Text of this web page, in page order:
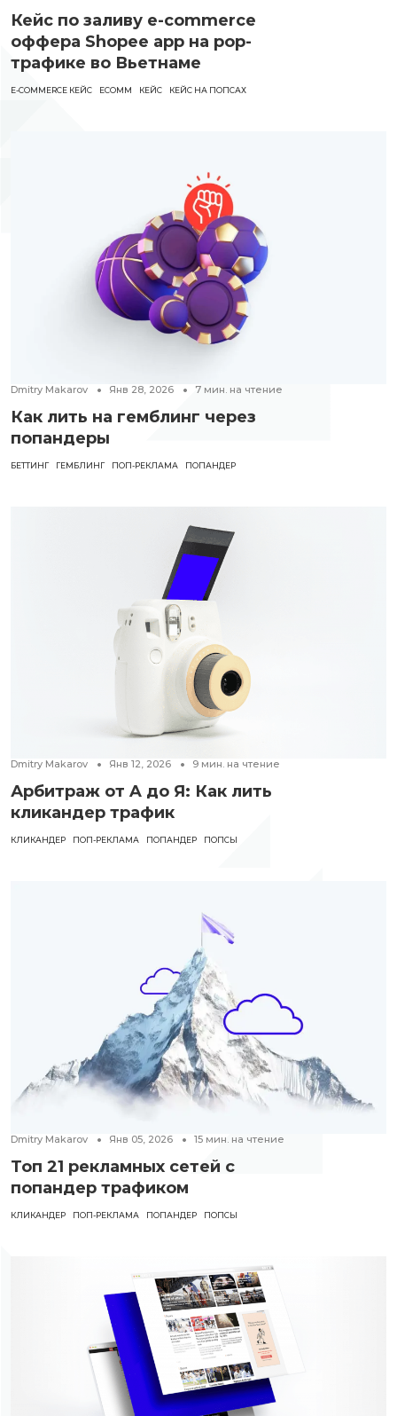
Кейс по заливу e-commerce
оффера Shopee app на pop-
трафике во Вьетнаме
E-COMMERCE КЕЙС ECOMM КЕЙС КЕЙС НА ПОПСАХ
Dmitry Makarov Янв 28, 2026 7 мин. на чтение
Как лить на гемблинг через
попандеры
БЕТТИНГ ГЕМБЛИНГ ПОП-РЕКЛАМА ПОПАНДЕР
Dmitry Makarov Янв 12, 2026 9 мин. на чтение
Арбитраж от A до Я: Как лить
кликандер трафик
КЛИКАНДЕР ПОП-РЕКЛАМА ПОПАНДЕР ПОПСЫ
Dmitry Makarov Янв 05, 2026 15 мин. на чтение
Топ 21 рекламных сетей с
попандер трафиком
КЛИКАНДЕР ПОП-РЕКЛАМА ПОПАНДЕР ПОПСЫ